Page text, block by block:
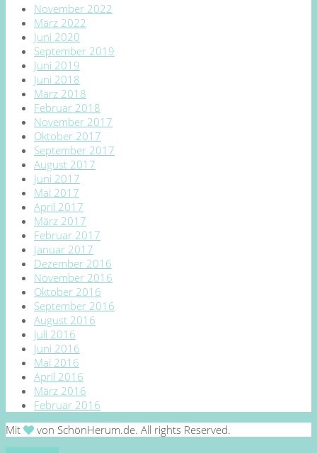
November 2022
März 2022
Juni 2020
September 2019
Juni 2019
Juni 2018
März 2018
Februar 2018
November 2017
Oktober 2017
September 2017
August 2017
Juni 2017
Mai 2017
April 2017
März 2017
Februar 2017
Januar 2017
Dezember 2016
November 2016
Oktober 2016
September 2016
August 2016
Juli 2016
Juni 2016
Mai 2016
April 2016
März 2016
Februar 2016
Mit
von SchönHerum.de. All rights Reserved.